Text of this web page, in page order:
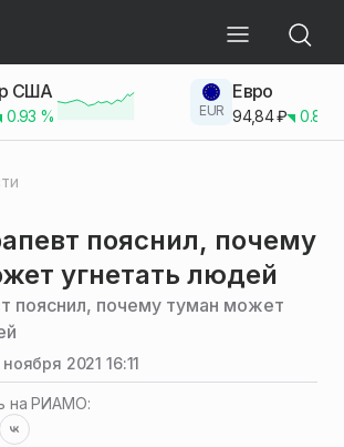
США
0.93 % EUR
Евро
94,84₽ 0.83
пояснил, почему
угнетать людей
пояснил, почему туман может
2021 16:11
на РИАМО: